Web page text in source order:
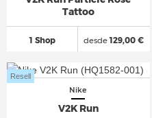
Tattoo
1 Shop desde129,00 €
Nike
V2K Run
Resell